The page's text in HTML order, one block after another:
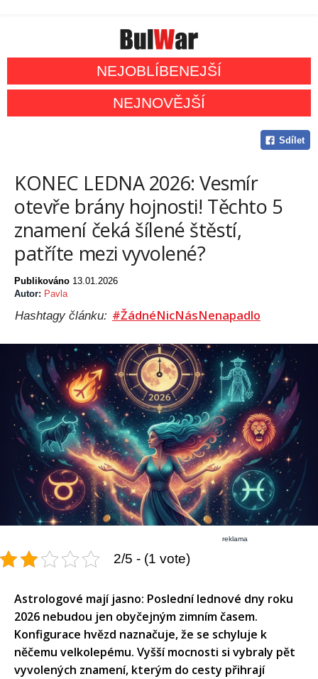
NEJOBLÍBENEJŠÍ
NEJNOVĚJŠÍ
Sdílet
KONEC LEDNA 2026: Vesmír
otevře brány hojnosti! Těchto 5
znamení čeká šílené štěstí,
patříte mezi vyvolené?
Publikováno 13.01.2026
Autor: Pavla
Hashtagy článku: #ŽádnéNicNásNenapadlo
reklama
2/5 - (1 vote)
Astrologové mají jasno: Poslední lednové dny roku
2026 nebudou jen obyčejným zimním časem.
Konfigurace hvězd naznačuje, že se schyluje k
něčemu velkolepému. Vyšší mocnosti si vybraly pět
vyvolených znamení, kterým do cesty přihrají